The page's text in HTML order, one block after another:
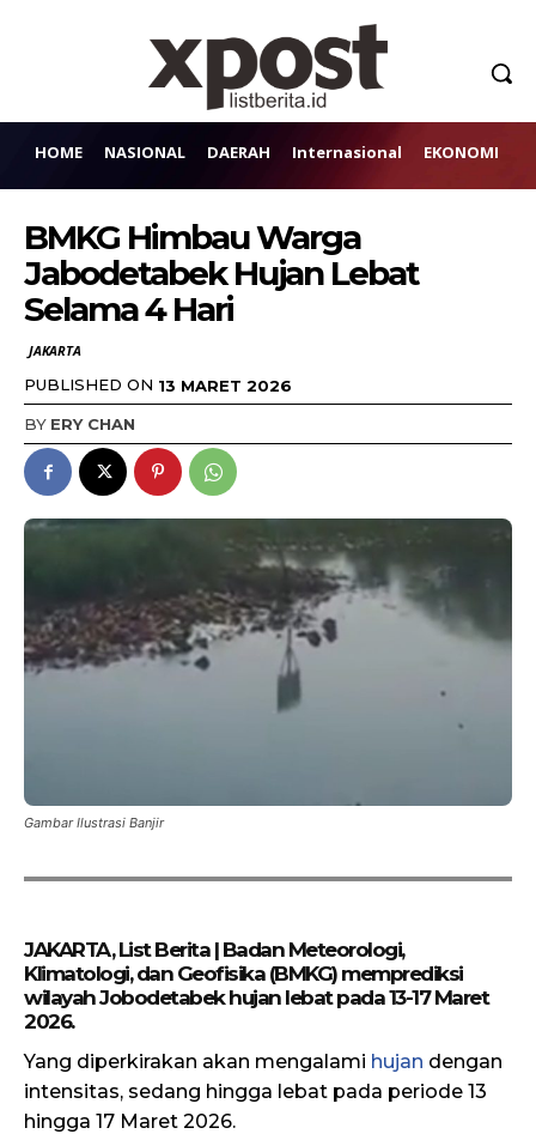
HOME NASIONAL DAERAH Internasional EKONOMI
BMKG Himbau Warga
Jabodetabek Hujan Lebat
Selama 4 Hari
JAKARTA
PUBLISHED ON 13 MARET 2026
BY ERY CHAN
Gambar Ilustrasi Banjir
JAKARTA, List Berita | Badan Meteorologi,
Klimatologi, dan Geofisika (BMKG) memprediksi
wilayah Jobodetabek hujan lebat pada 13-17 Maret
2026.
Yang diperkirakan akan mengalami hujan dengan
intensitas, sedang hingga lebat pada periode 13
hingga 17 Maret 2026.